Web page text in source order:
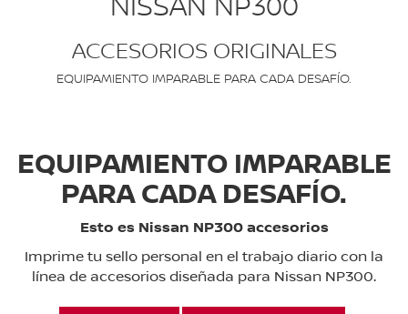
ACCESORIOS ORIGINALES
EQUIPAMIENTO IMPARABLE PARA CADA DESAFÍO.
EQUIPAMIENTO IMPARABLE
PARA CADA DESAFÍO.
Esto es Nissan NP300 accesorios
Imprime tu sello personal en el trabajo diario con la
línea de accesorios diseñada para Nissan NP300.